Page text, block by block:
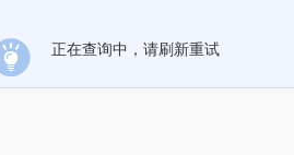
正在查询中，请刷新重试